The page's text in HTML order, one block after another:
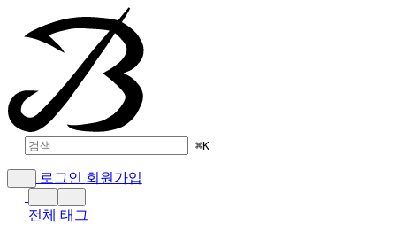
⌘K
로그인 회원가입
전체 태그